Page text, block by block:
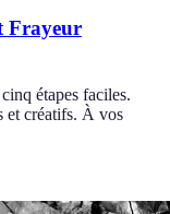
Frayeur
étapes faciles.
et créatifs. À vos